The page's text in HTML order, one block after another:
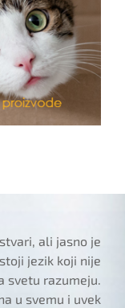
ali jasno je
jezik koji nije
svetu razumeju.
u svemu i uvek